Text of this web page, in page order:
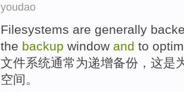
youdao
Filesystems are generally
the backup window and to
文件系统通常为递增备份 ，这是
空间。